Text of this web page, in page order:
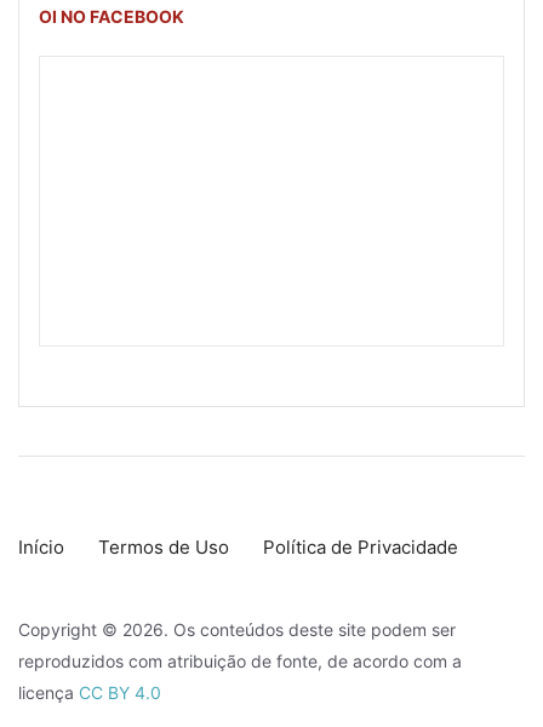
OI NO FACEBOOK
Início Termos de Uso Política de Privacidade
Copyright © 2026. Os conteúdos deste site podem ser
reproduzidos com atribuição de fonte, de acordo com a
licença CC BY 4.0